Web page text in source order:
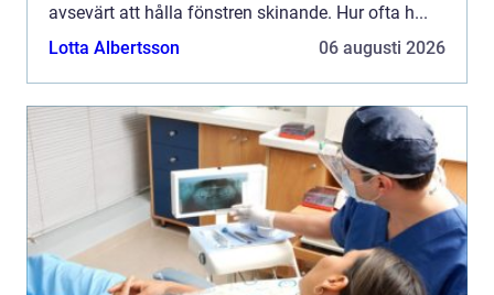
avsevärt att hålla fönstren skinande. Hur ofta h...
Lotta Albertsson
06 augusti 2026